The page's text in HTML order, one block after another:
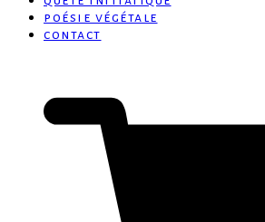
poésie végétale
contact